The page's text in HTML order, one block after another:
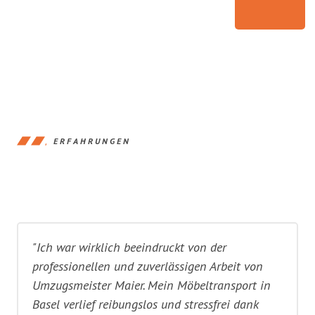
ERFAHRUNGEN
"Ich war wirklich beeindruckt von der
professionellen und zuverlässigen Arbeit von
Umzugsmeister Maier. Mein Möbeltransport in
Basel verlief reibungslos und stressfrei dank